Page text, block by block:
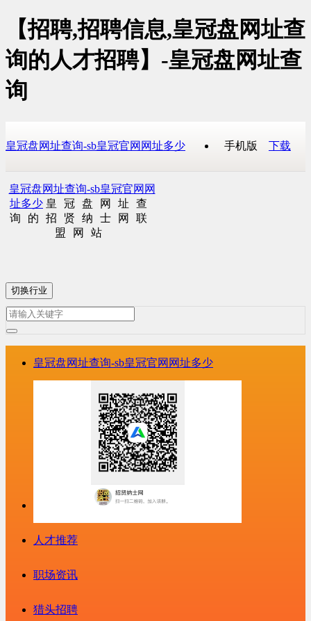
【招聘,招聘信息,皇冠盘网址查
询的人才招聘】-皇冠盘网址查
询
皇冠盘网址查询-sb皇冠官网网址多少 手机版 下载
皇冠盘网址查询-sb皇冠官网网
址多少 皇冠盘网址查
询的招贤纳士网联
盟网站
切换行业
皇冠盘网址查询-sb皇冠官网网址多少
人才推荐
职场资讯
猎头招聘